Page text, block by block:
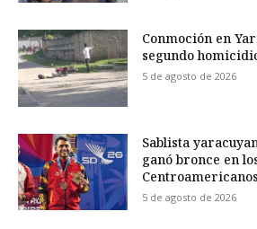
Conmoción en
segundo
5 de agosto de 2026
Sablista
ganó bronce en
5 de agosto de 2026